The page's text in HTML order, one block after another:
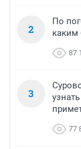
2
По
каким
87
3
77